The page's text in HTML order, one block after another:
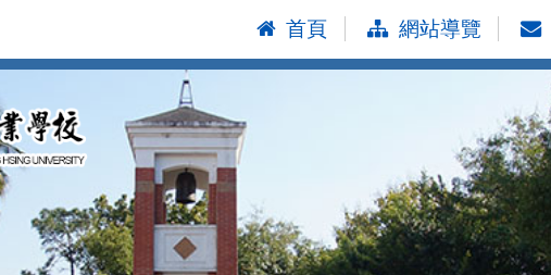
首頁 網站導覽